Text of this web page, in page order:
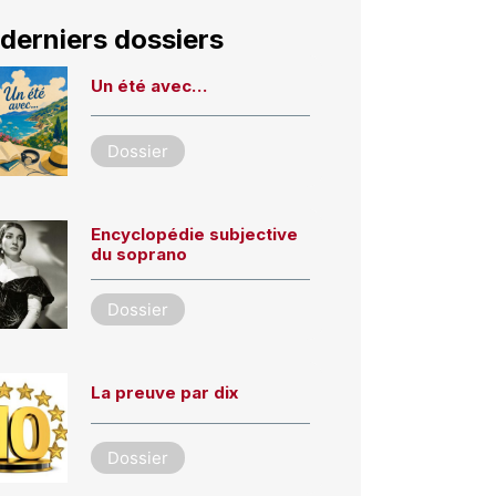
dossiers
Un été avec…
Dossier
Encyclopédie subjective
du soprano
Dossier
La preuve par dix
Dossier